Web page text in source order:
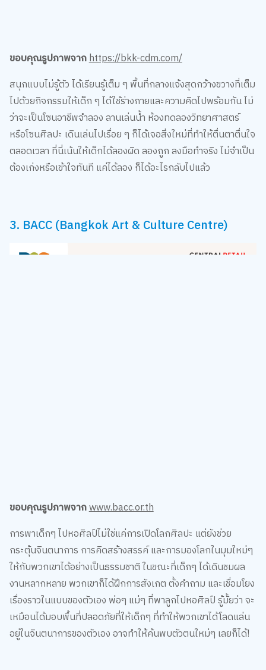
สนุกแบบไม่รู้ตัว ได้เรียนรู้เต็ม ๆ พื้นที่กลางแจ้งสุดกว้างขวางที่เต็ม
ไปด้วยกิจกรรมให้เด็ก ๆ ได้ใช้ร่างกายและความคิดไปพร้อมกัน ไม่
ว่าจะเป็นโซนอาชีพจำลอง ลานเล่นน้ำ ห้องทดลองวิทยาศาสตร์
หรือโซนศิลปะ เดินเล่นไปเรื่อย ๆ ก็ได้เจอสิ่งใหม่ที่ทำให้ตื่นตาตื่นใจ
ตลอดเวลา ที่นี่เน้นให้เด็กได้ลองผิด ลองถูก ลงมือทำจริง ไม่จำเป็น
ต้องเก่งหรือเข้าใจทันที แค่ได้ลอง ก็ได้อะไรกลับไปแล้ว
3. BACC (Bangkok Art & Culture Centre)
การพาเด็กๆ ไปหอศิลป์ไม่ใช่แค่การเปิดโลกศิลปะ แต่ยังช่วย
กระตุ้นจินตนาการ การคิดสร้างสรรค์ และการมองโลกในมุมใหม่ๆ
ให้กับพวกเขาได้อย่างเป็นธรรมชาติ ในขณะที่เด็กๆ ได้เดินชมผล
งานหลากหลาย พวกเขาก็ได้ฝึกการสังเกต ตั้งคำถาม และเชื่อมโยง
เรื่องราวในแบบของตัวเอง พ่อๆ แม่ๆ ที่พาลูกไปหอศิลป์ รู้มั้ยว่า จะ
เหมือนได้มอบพื้นที่ปลอดภัยที่ให้เด็กๆ ที่ทำให้พวกเขาได้โลดแล่น
อยู่ในจินตนาการของตัวเอง อาจทำให้้ค้นพบตัวตนใหม่ๆ เลยก็ได้!